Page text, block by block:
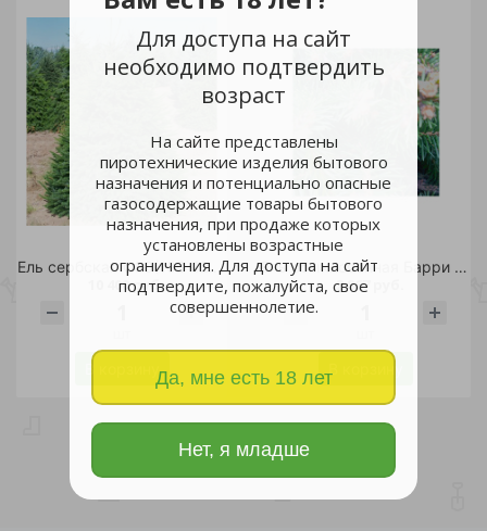
Для доступа на сайт
необходимо подтвердить
возраст
На сайте представлены
пиротехнические изделия бытового
назначения и потенциально опасные
газосодержащие товары бытового
назначения, при продаже которых
установлены возрастные
ограничения. Для доступа на сайт
подтвердите, пожалуйста, свое
совершеннолетие.
Да, мне есть 18 лет
Нет, я младше
Ель сербская С60(100-120см) 1шт/Picea omorika
10 400 руб.
В корзину
Ель обыкновенная Барри С3 1шт/Picea abies Barryi
2 867 руб.